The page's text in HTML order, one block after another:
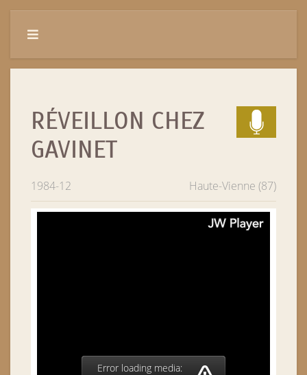
RÉVEILLON CHEZ
GAVINET
1984-12 Haute-Vienne (87)
Error loading media: